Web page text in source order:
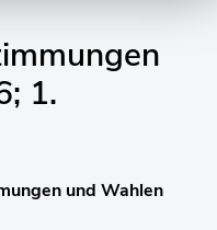
1.
und Wahlen